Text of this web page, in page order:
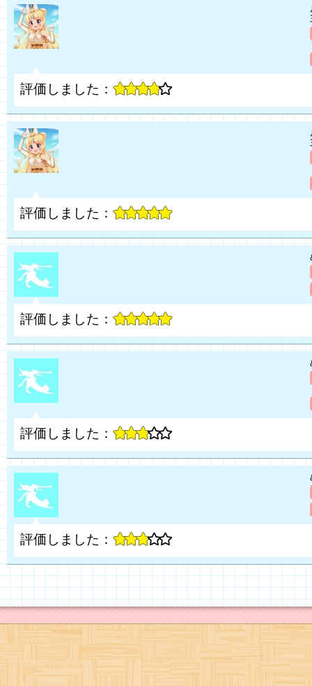
評価しました：
評価しました：
評価しました：
評価しました：
評価しました：